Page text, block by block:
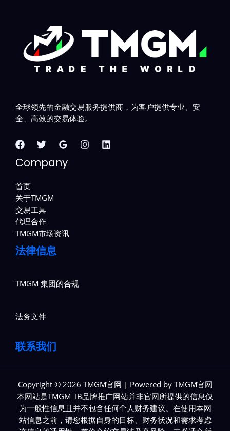
全球领先的金融交易服务提供商，为客户提供专业、安
全、高效的交易体验。
Company
首页
关于TMGM
交易工具
代理合作
TMGM市场资讯
法律信息
TMGM 集团的合规
法务文件
联系我们
Copyright © 2026 TMGM官网 | Powered by TMGM官网
本网站是TMGM IB品牌推广网站并非官网所提供的信息仅
为一般性信息且并不包含任何个人财务建议。在使用本网
站信息之前，请您根据自身的目标、财务状况和需求考虑